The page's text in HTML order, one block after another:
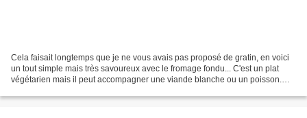
Cela faisait longtemps que je ne vous avais pas proposé de gratin, en voici
un tout simple mais très savoureux avec le fromage fondu... C'est un plat
végétarien mais il peut accompagner une viande blanche ou un poisson.